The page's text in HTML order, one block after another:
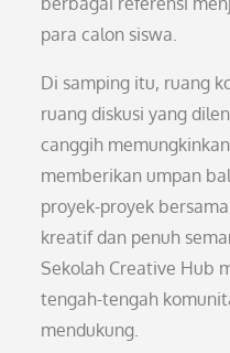
para calon siswa.
Di samping itu, ruang
ruang diskusi yang
canggih
memberikan umpan
proyek-proyek
kreatif dan penuh
Sekolah Creative Hub
tengah-tengah
mendukung.